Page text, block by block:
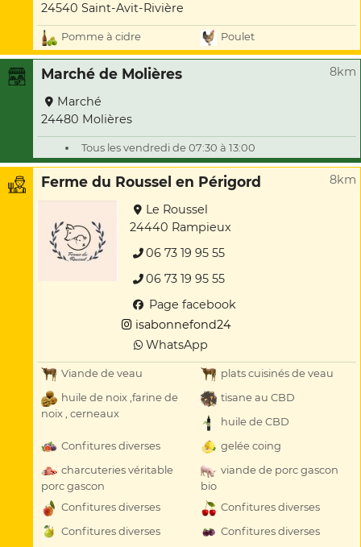
24540 Saint-Avit-Rivière
Pomme à cidre Poulet
Marché de Molières 8km
Marché
24480 Molières
Tous les vendredi de 07:30 à 13:00
Ferme du Roussel en Périgord 8km
Le Roussel
24440 Rampieux
06 73 19 95 55
06 73 19 95 55
Page facebook
isabonnefond24
WhatsApp
Viande de veau
plats cuisinés de veau
huile de noix ,farine de
noix , cerneaux
tisane au CBD
huile de CBD
Confitures diverses
gelée coing
charcuteries véritable
porc gascon
viande de porc gascon
bio
Confitures diverses
Confitures diverses
Confitures diverses
Confitures diverses